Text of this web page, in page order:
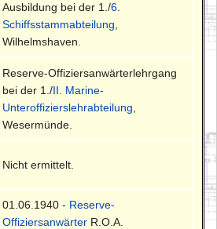
Ausbildung bei der 1./6.
Schiffsstammabteilung
Wilhelmshaven.
Reserve-Offiziersanwärterlehrgang
bei der 1./II. Marine-
Unteroffizierslehrabteilung
Wesermünde.
Nicht ermittelt.
01.06.1940 - Reserve-
Offiziersanwärter R.O.A.